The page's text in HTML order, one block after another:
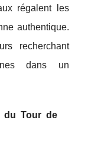
régalent les
authentique.
recherchant
dans un
du Tour de